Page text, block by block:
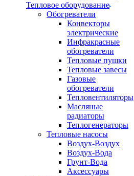
Тепловое оборудование
Обогреватели
Конвекторы
электрические
Инфракрасные
обогреватели
Тепловые пушки
Тепловые завесы
Газовые
обогреватели
Тепловентиляторы
Масляные
радиаторы
Теплогенераторы
Тепловые насосы
Воздух-Воздух
Воздух-Вода
Грунт-Вода
Аксессуары